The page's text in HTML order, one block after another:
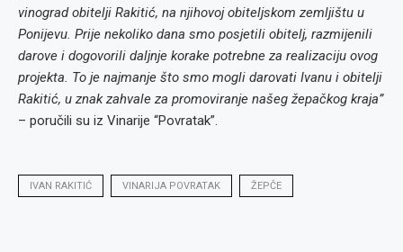
vinograd obitelji Rakitić, na njihovoj obiteljskom zemljištu u
Ponijevu. Prije nekoliko dana smo posjetili obitelj, razmijenili
darove i dogovorili daljnje korake potrebne za realizaciju ovog
projekta. To je najmanje što smo mogli darovati Ivanu i obitelji
Rakitić, u znak zahvale za promoviranje našeg žepačkog kraja”
– poručili su iz Vinarije “Povratak”.
IVAN RAKITIĆ VINARIJA POVRATAK ŽEPČE